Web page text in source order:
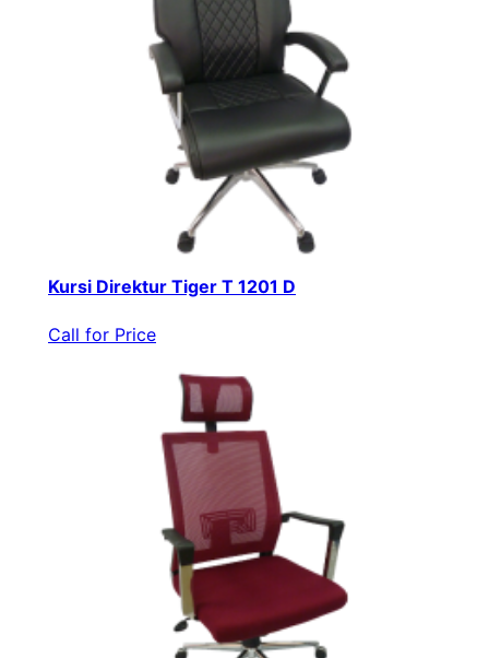
Kursi Direktur Tiger T 1201 D
Call for Price